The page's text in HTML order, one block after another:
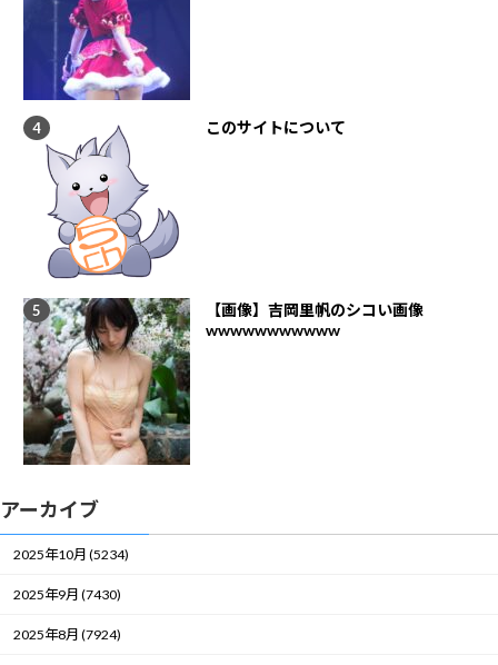
このサイトについて
【画像】吉岡里帆のシコい画像
wwwwwwwwwww
アーカイブ
2025年10月 (5234)
2025年9月 (7430)
2025年8月 (7924)